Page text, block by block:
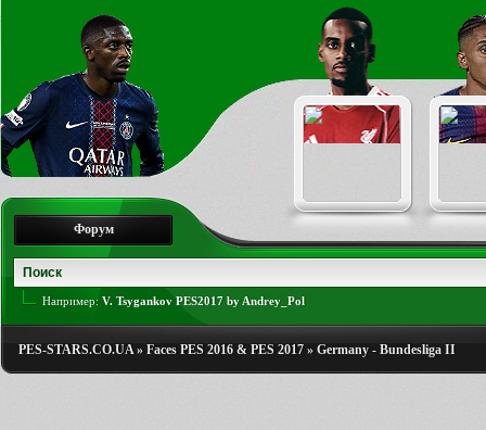
Форум
Например: V. Tsygankov PES2017 by Andrey_Pol
PES-STARS.CO.UA» Faces PES 2016 & PES 2017 » Germany - Bundesliga II